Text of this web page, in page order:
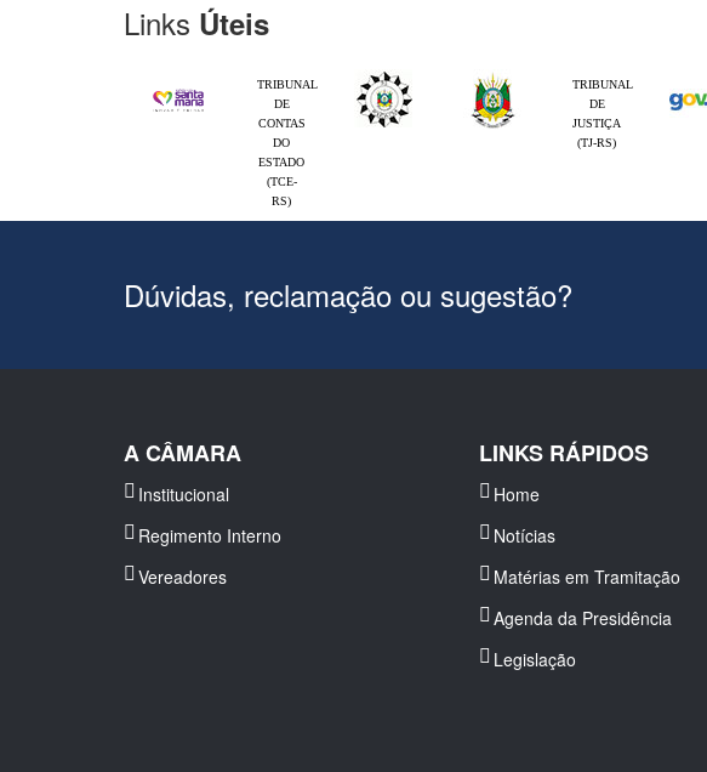
Links Úteis
TRIBUNAL
DE
CONTAS
DO
ESTADO
(TCE-
RS)
TRIBUNAL
DE
JUSTIÇA
(TJ-RS)
Dúvidas, reclamação ou sugestão?
A CÂMARA
Institucional
Regimento Interno
Vereadores
LINKS RÁPIDOS
Home
Notícias
Matérias em Tramitação
Agenda da Presidência
Legislação